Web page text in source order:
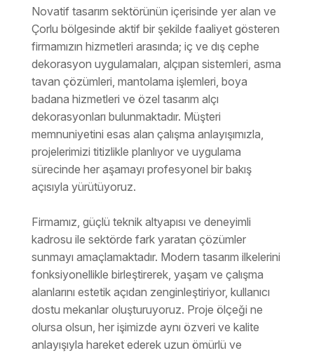
Novatif tasarım sektörünün içerisinde yer alan ve
Çorlu bölgesinde aktif bir şekilde faaliyet gösteren
firmamızın hizmetleri arasında; iç ve dış cephe
dekorasyon uygulamaları, alçıpan sistemleri, asma
tavan çözümleri, mantolama işlemleri, boya
badana hizmetleri ve özel tasarım alçı
dekorasyonları bulunmaktadır. Müşteri
memnuniyetini esas alan çalışma anlayışımızla,
projelerimizi titizlikle planlıyor ve uygulama
sürecinde her aşamayı profesyonel bir bakış
açısıyla yürütüyoruz.
Firmamız, güçlü teknik altyapısı ve deneyimli
kadrosu ile sektörde fark yaratan çözümler
sunmayı amaçlamaktadır. Modern tasarım ilkelerini
fonksiyonellikle birleştirerek, yaşam ve çalışma
alanlarını estetik açıdan zenginleştiriyor, kullanıcı
dostu mekanlar oluşturuyoruz. Proje ölçeği ne
olursa olsun, her işimizde aynı özveri ve kalite
anlayışıyla hareket ederek uzun ömürlü ve